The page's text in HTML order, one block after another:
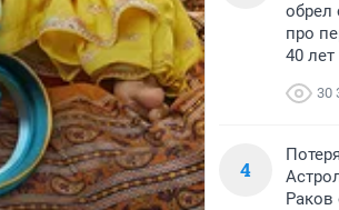
про
40 лет
30
4
Раков